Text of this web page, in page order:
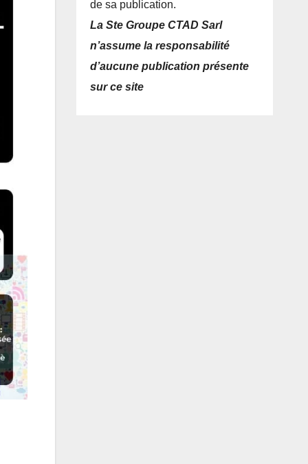
de sa publication.
La Ste Groupe CTAD Sarl
n’assume la responsabilité
d’aucune publication présente
sur ce site